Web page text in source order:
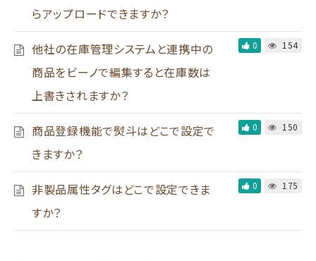
らアップロードできますか？
他社の在庫管理システムと連携中の
商品をビーノで編集すると在庫数は
上書きされますか？
0 154
商品登録機能で熨斗はどこで設定で
きますか？
0 150
非製品属性タグはどこで設定できま
すか？
0 175